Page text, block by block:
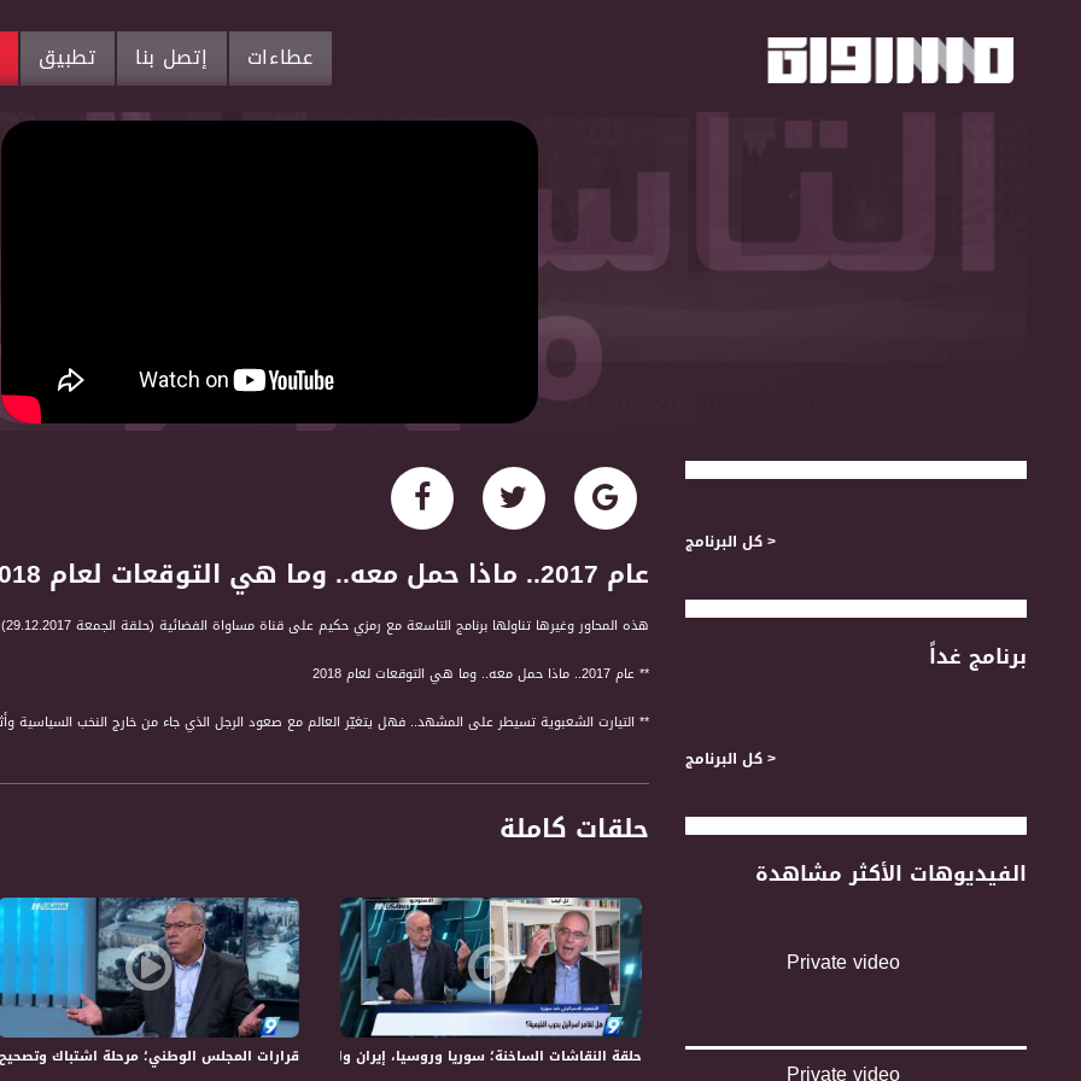
عطاءات إتصل بنا تطبيق
عام 2017.. ماذا حمل معه.. وما هي التوقعات لعام 2018؟ ،الكاملة ،التاسعة ،29-12- 2017
هذه المحاور وغيرها تناولها برنامج التاسعة مع رمزي حكيم على قناة مساواة الفضائية (حلقة الجمعة 29.12.2017)
** عام 2017.. ماذا حمل معه.. وما هي التوقعات لعام 2018
** التيارت الشعبوية تسيطر على المشهد.. فهل يتغيّر العالم مع صعود الرجل الذي جاء من خارج النخب السياسية
** وفي اسرائيل.. توصيات الشرطة ضد نتنياهو قاب قوسين.. فهل سيشهد العام المقبل تقريب موعد الانتخابات
المشاركون في الحلقة :
** د.أمير خنيفس ، أستاذ العلوم السياسية والعلاقات الدولية في جامعة جورج تاون
** سليم سلامة، صحفي
** د.ايدي كوهن ، الباحث الأكاديمي الإسرائيلي
لمتابعي قناة مساواة الفضائية - تسجيل حلقة 29-12-2017على قناة اليوتيوب الرسمية
حلقات كاملة
قرارات المجلس الوطني؛ مرحلة اشتباك وتصحيح لخلل أوسلو –
حلقة النقاشات الساخنة؛ سوريا وروسيا، إيران واسرائيل، ماذا تغيّر؟!- الكاملة -11-5-2018- التاسعة
< كل البرنامج
برنامج غداً
< كل البرنامج
الفيديوهات الأكثر مشاهدة
Private video